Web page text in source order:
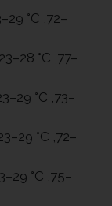
°C ,72–
°C ,77–
°C ,73–
°C ,72–
°C ,75–